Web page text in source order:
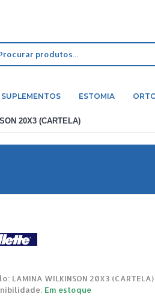
ESTOMIA
20X3 (CARTELA)
LAMINA WILKINSON 20X3 (CARTELA)
Em estoque